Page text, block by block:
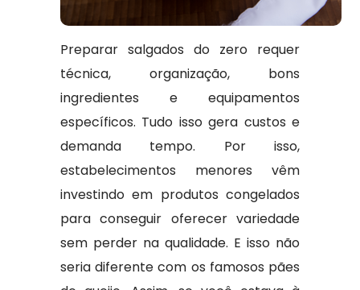
Preparar salgados do zero requer
técnica, organização, bons
ingredientes e equipamentos
específicos. Tudo isso gera custos e
demanda tempo. Por isso,
estabelecimentos menores vêm
investindo em produtos congelados
para conseguir oferecer variedade
sem perder na qualidade. E isso não
seria diferente com os famosos pães